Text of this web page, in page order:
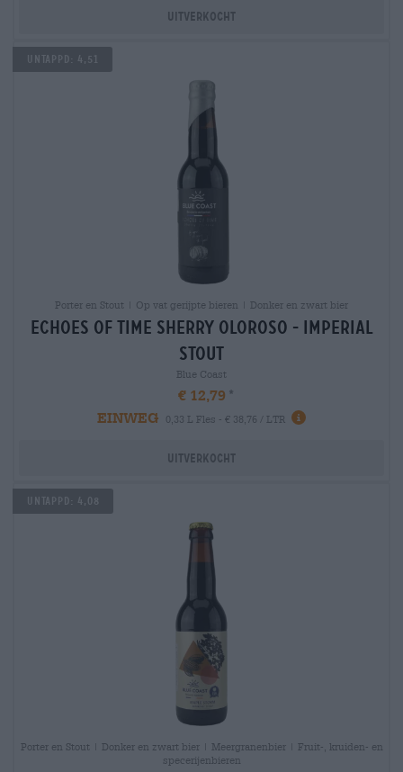
Uitverkocht
Untappd: 4,51
Porter en Stout | Op vat gerijpte bieren | Donker en zwart bier
echoes of time sherry oloroso - imperial
stout
Blue Coast
€ 12,79
EINWEG
0,33 L Fles - € 38,76 / LTR
Uitverkocht
Untappd: 4,08
Porter en Stout | Donker en zwart bier | Meergranenbier | Fruit-, kruiden- en
specerijenbieren